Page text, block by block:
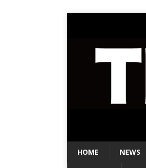
HOME NEWS